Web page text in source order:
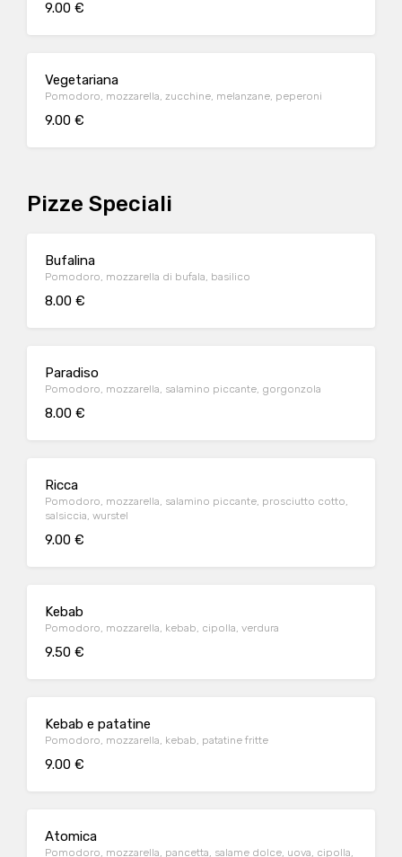
9.00 €
Vegetariana
Pomodoro, mozzarella, zucchine, melanzane, peperoni
9.00 €
Pizze Speciali
Bufalina
Pomodoro, mozzarella di bufala, basilico
8.00 €
Paradiso
Pomodoro, mozzarella, salamino piccante, gorgonzola
8.00 €
Ricca
Pomodoro, mozzarella, salamino piccante, prosciutto cotto,
salsiccia, wurstel
9.00 €
Kebab
Pomodoro, mozzarella, kebab, cipolla, verdura
9.50 €
Kebab e patatine
Pomodoro, mozzarella, kebab, patatine fritte
9.00 €
Atomica
Pomodoro, mozzarella, pancetta, salame dolce, uova, cipolla,